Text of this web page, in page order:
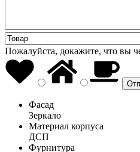
Пожалуйста, докажите, что вы
Фасад
Зеркало
Материал корпуса
ДСП
Фурнитура